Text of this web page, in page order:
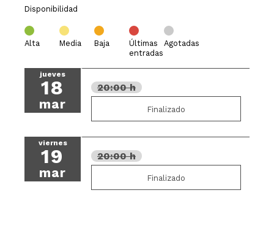
Disponibilidad
Alta Media Baja
Últimas
entradas
Agotadas
jueves
18
mar
20:00 h
Finalizado
viernes
19
mar
20:00 h
Finalizado